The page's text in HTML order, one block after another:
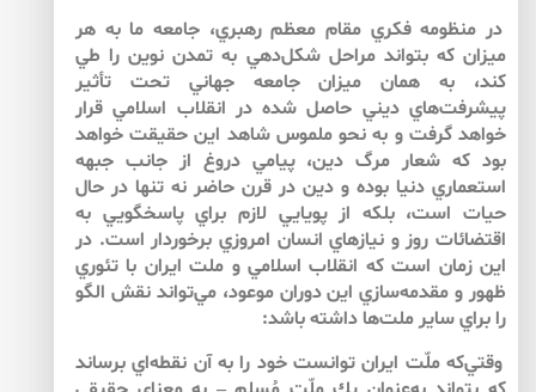
در منظومه فكري مقام معظم رهبري، جامعه ما به هر
ميزان كه بتواند مراحل شكل‌‌دهي به تمدن نوين را طي
كند، به همان ميزان جامعه جهاني تحت تأثير
پيشرفت‌‌هاي ديني حاصل شده در انقلاب اسلامي قرار
خواهد گرفت و به نحو ملموس شاهد اين حقيقت خواهد
بود كه شعار مرگ دين، پيامي دروغ از جانب جبهه
استعماري دنيا بوده و دين در قرن حاضر نه تنها در حال
حيات است، بلكه از پويايي لازم براي پاسخگويي به
اقتضائات روز و نيازهاي انسان امروزي برخوردار است. در
اين زمان است كه انقلاب اسلامي و ملت ايران با تئوري
ظهور و مقدمه‌‌سازي اين دوران موعود، مي‌‌تواند نقش الگو
را براي ساير ملت‌‌ها داشته باشد:
وقتي‌كه ملّت ايران توانست خود را به آن نقطه‌اي برساند